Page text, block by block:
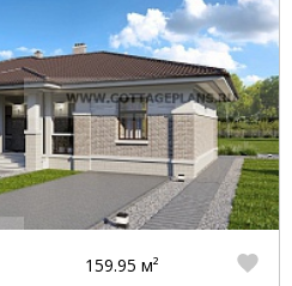
159.95 м²